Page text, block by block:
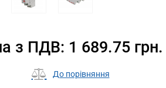
з ПДВ: 1 689.75 грн.
До порівняння